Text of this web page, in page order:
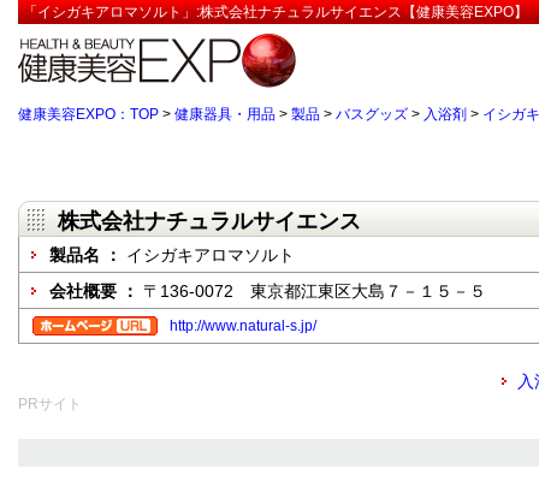
「イシガキアロマソルト」:株式会社ナチュラルサイエンス【健康美容EXPO】
健康美容EXPO：TOP > 健康器具・用品 > 製品 > バスグッズ > 入浴剤 > イシガ
株式会社ナチュラルサイエンス
製品名 ： イシガキアロマソルト
会社概要 ： 〒136-0072 東京都江東区大島７－１５－５
http://www.natural-s.jp/
PRサイト